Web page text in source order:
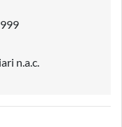
n.a.c.